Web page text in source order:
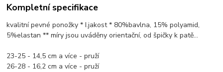
Kompletní specifikace
kvalitní pevné ponožky * I.jakost * 80%bavlna, 15% polyamid,
5%elastan ** míry jsou uváděny orientační, od špičky k patě...
23-25 - 14,5 cm a více - pruží
26-28 - 16,2 cm a více - pruží